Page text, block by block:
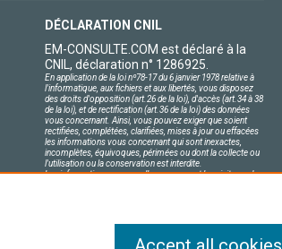
DÉCLARATION CNIL
EM-CONSULTE.COM est déclaré à la
CNIL, déclaration n° 1286925.
En application de la loi nº78-17 du 6 janvier 1978 relative à
l'informatique, aux fichiers et aux libertés, vous disposez
des droits d'opposition (art.26 de la loi), d'accès (art.34 à 38
de la loi), et de rectification (art.36 de la loi) des données
vous concernant. Ainsi, vous pouvez exiger que soient
rectifiées, complétées, clarifiées, mises à jour ou effacées
les informations vous concernant qui sont inexactes,
incomplètes, équivoques, périmées ou dont la collecte ou
l'utilisation ou la conservation est interdite.
Les informations personnelles concernant les visiteurs de